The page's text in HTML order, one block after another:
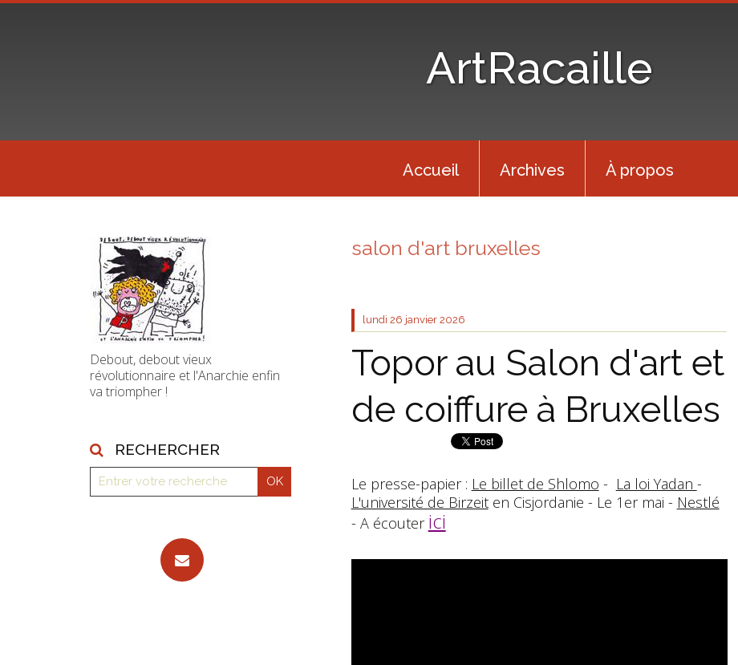
ArtRacaille
Accueil Archives À propos
Debout, debout vieux
révolutionnaire et l'Anarchie enfin
va triompher !
RECHERCHER
salon d'art bruxelles
lundi 26 janvier 2026
Topor au Salon d'art et
de coiffure à Bruxelles
Le presse-papier : Le billet de Shlomo - La loi Yadan -
L'université de Birzeiten Cisjordanie - Le 1er mai - Nestlé
- A écouter ici